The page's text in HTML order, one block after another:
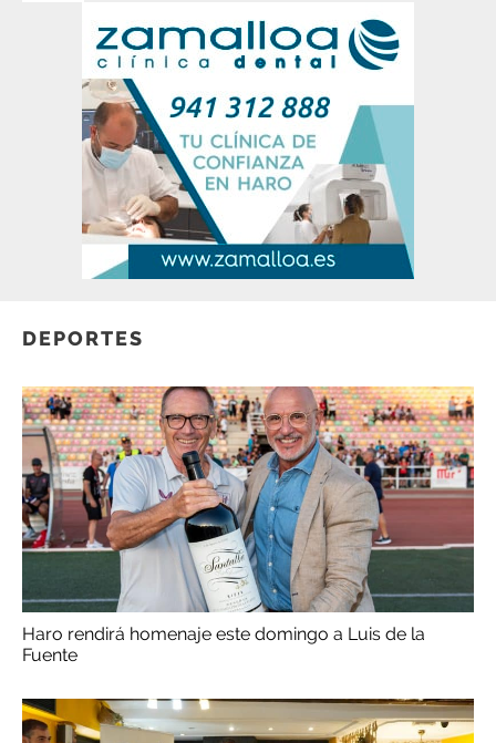
DEPORTES
Haro rendirá homenaje este domingo a Luis de la
Fuente